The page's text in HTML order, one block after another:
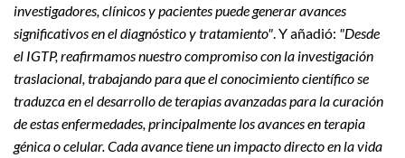
investigadores, clínicos y pacientes puede generar avances
significativos en el diagnóstico y tratamiento". Y añadió: "Desde
el IGTP, reafirmamos nuestro compromiso con la investigación
traslacional, trabajando para que el conocimiento científico se
traduzca en el desarrollo de terapias avanzadas para la curación
de estas enfermedades, principalmente los avances en terapia
génica o celular. Cada avance tiene un impacto directo en la vida